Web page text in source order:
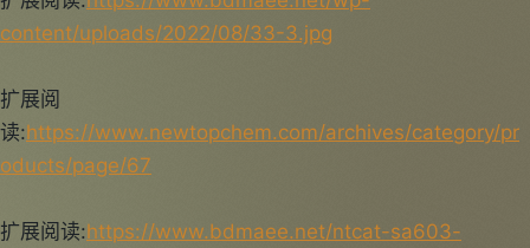
content/uploads/2022/08/33-3.jpg
扩展阅
读:https://www.newtopchem.com/archives/category/pr
oducts/page/67
扩展阅读:https://www.bdmaee.net/ntcat-sa603-